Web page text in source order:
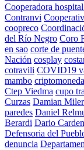
Cooperadora
Contranvi
coopreco
del Río Negro Coro
en sao corte de
Nación cosplay
cotravili COVID19
mambo
Ctep Viedma cupo
Curzas Damian Miler
paredes Daniel
Berardi Dario
Defensoria del
denuncia